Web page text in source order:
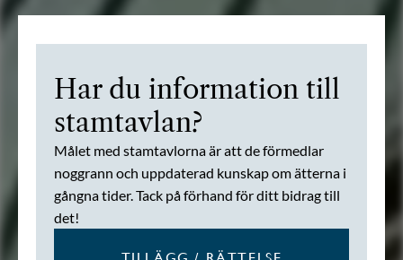
Har du information till
stamtavlan?
Målet med stamtavlorna är att de förmedlar
noggrann och uppdaterad kunskap om ätterna i
gångna tider. Tack på förhand för ditt bidrag till
det!